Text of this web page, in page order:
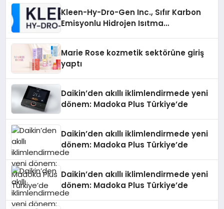
Kleen-Hy-Dro-Gen Inc., Sıfır Karbon
Emisyonlu Hidrojen Isıtma
Marie Rose kozmetik sektörüne giriş
yaptı
Daikin’den akıllı iklimlendirmede yeni
dönem: Madoka Plus Türkiye’de
Daikin’den akıllı iklimlendirmede yeni
dönem: Madoka Plus Türkiye’de
Daikin’den akıllı iklimlendirmede yeni
dönem: Madoka Plus Türkiye’de